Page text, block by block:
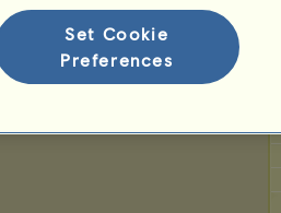
Set Cookie
Preferences